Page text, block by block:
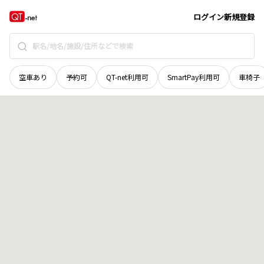
ログイン新規登録
空車あり 予約可 QT-net利用可 SmartPay利用可 車椅子
北海道